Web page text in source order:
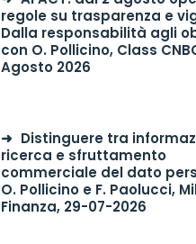
regole su trasparenza e
Dalla responsabilità agli
con O. Pollicino, Class
Agosto 2026
Distinguere tra
ricerca e sfruttamento
commerciale del dato
O. Pollicino e F. Paolucci,
Finanza, 29-07-2026